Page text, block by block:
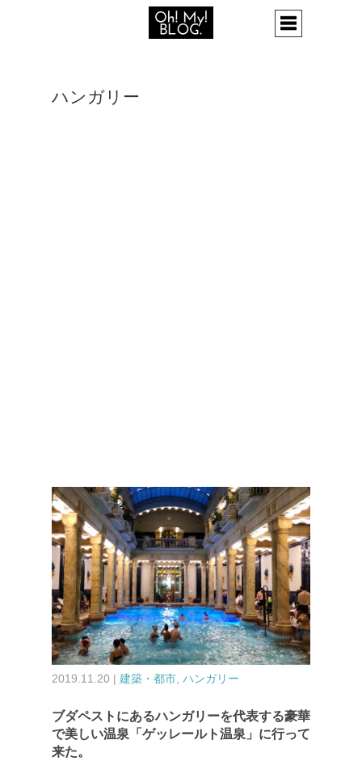
ハンガリー
2019.11.20 | 建築・都市 ハンガリー
ブダペストにあるハンガリーを代表する豪華
で美しい温泉「ゲッレールト温泉」に行って
来た。